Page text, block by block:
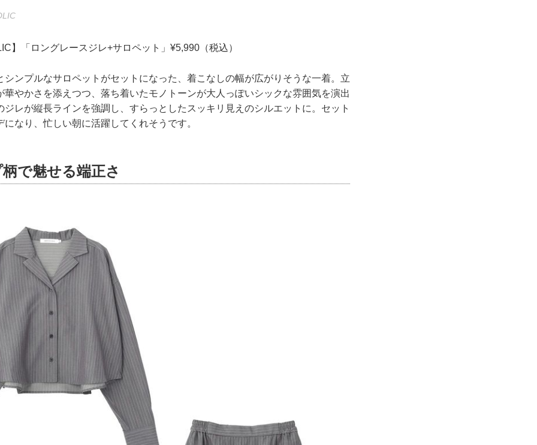
】「ロングレースジレ+サロペット」¥5,990（税込）
シンプルなサロペットがセットになった、着こなしの幅が広がりそうな一着。立
華やかさを添えつつ、落ち着いたモノトーンが大人っぽいシックな雰囲気を演出
ジレが縦長ラインを強調し、すらっとしたスッキリ見えのシルエットに。セット
なり、忙しい朝に活躍してくれそうです。
で魅せる端正さ